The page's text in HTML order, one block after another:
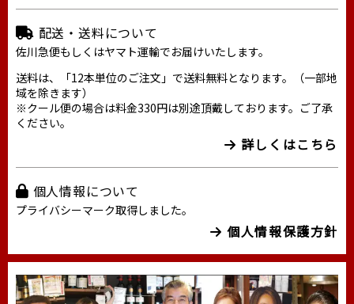
配送・送料について
佐川急便もしくはヤマト運輸でお届けいたします。
送料は、「12本単位のご注文」で送料無料となります。（一部地
域を除きます）
※クール便の場合は料金330円は別途頂戴しております。ご了承
ください。
詳しくはこちら
個人情報について
プライバシーマーク取得しました。
個人情報保護方針